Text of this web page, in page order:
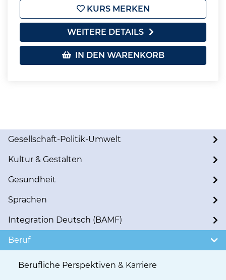
KURS MERKEN
WEITERE DETAILS
IN DEN WARENKORB
Gesellschaft-Politik-Umwelt
Kultur & Gestalten
Gesundheit
Sprachen
Integration Deutsch (BAMF)
Beruf
Berufliche Perspektiven & Karriere